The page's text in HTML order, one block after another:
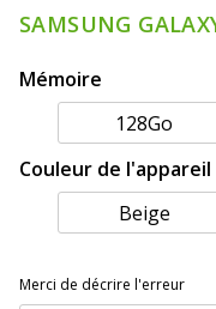
SAMSUNG
Mémoire
128Go
Couleur de l'appareil
Beige
Merci de décrire l'erreur